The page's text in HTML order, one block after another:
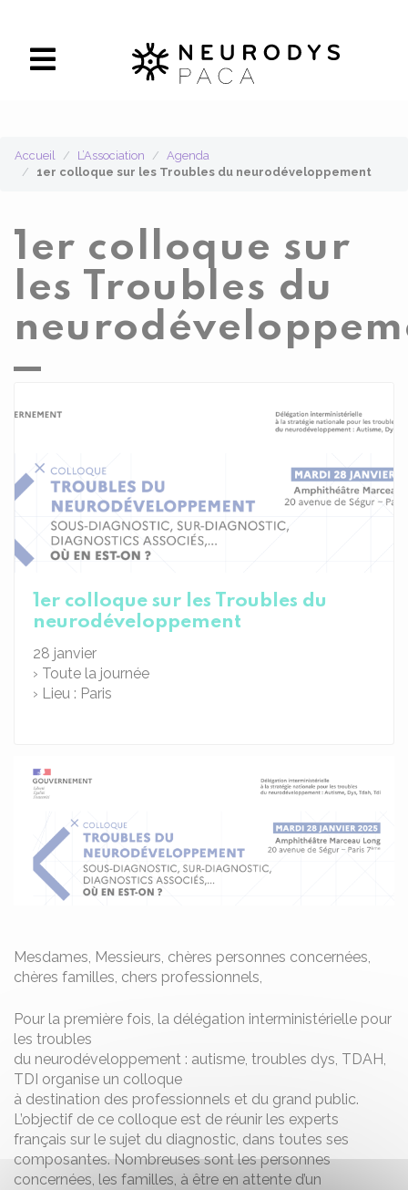
Accueil L’Association
Agenda
1er colloque sur les Troubles du neurodéveloppement
1er colloque sur
les Troubles du
1er colloque sur les Troubles du
neurodéveloppement
28 janvier
› Toute la journée
› Lieu : Paris
Mesdames, Messieurs, chères personnes concernées,
chères familles, chers professionnels,
Pour la première fois, la délégation interministérielle pour
les troubles
du neurodéveloppement : autisme, troubles dys, TDAH,
TDI organise un colloque
à destination des professionnels et du grand public.
L’objectif de ce colloque est de réunir les experts
français sur le sujet du diagnostic, dans toutes ses
composantes. Nombreuses sont les personnes
concernées, les familles, à être en attente d’un